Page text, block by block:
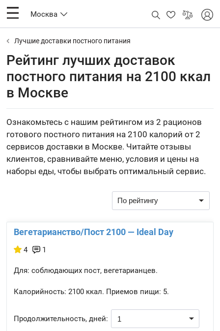
Москва
Лучшие доставки постного питания
Рейтинг лучших доставок
постного питания на 2100 ккал
в Москве
Ознакомьтесь с нашим рейтингом из 2 рационов
готового постного питания на 2100 калорий от 2
сервисов доставки в Москве. Читайте отзывы
клиентов, сравнивайте меню, условия и цены на
наборы еды, чтобы выбрать оптимальный сервис.
Вегетарианство/Пост 2100 — Ideal Day
4 1
Для: соблюдающих пост, вегетарианцев.
Калорийность: 2100 ккал. Приемов пищи: 5.
Продолжительность, дней: